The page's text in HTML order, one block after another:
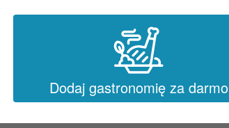
Dodaj gastronomię za darmo